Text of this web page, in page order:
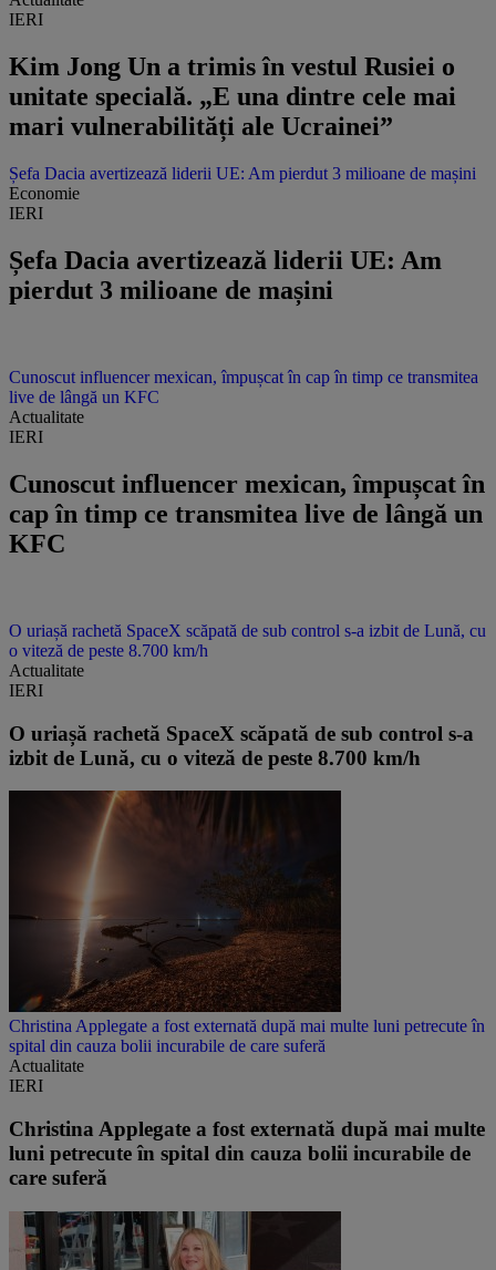
IERI
Kim Jong Un a trimis în vestul Rusiei o
unitate specială. „E una dintre cele mai
mari vulnerabilități ale Ucrainei”
Șefa Dacia avertizează liderii UE: Am pierdut 3 milioane de mașini
Economie
IERI
Șefa Dacia avertizează liderii UE: Am
pierdut 3 milioane de mașini
Cunoscut influencer mexican, împușcat în cap în timp ce transmitea
live de lângă un KFC
Actualitate
IERI
Cunoscut influencer mexican, împușcat în
cap în timp ce transmitea live de lângă un
KFC
O uriașă rachetă SpaceX scăpată de sub control s-a izbit de Lună, cu
o viteză de peste 8.700 km/h
Actualitate
IERI
O uriașă rachetă SpaceX scăpată de sub control s-a
izbit de Lună, cu o viteză de peste 8.700 km/h
Christina Applegate a fost externată după mai multe luni petrecute în
spital din cauza bolii incurabile de care suferă
Actualitate
IERI
Christina Applegate a fost externată după mai multe
luni petrecute în spital din cauza bolii incurabile de
care suferă